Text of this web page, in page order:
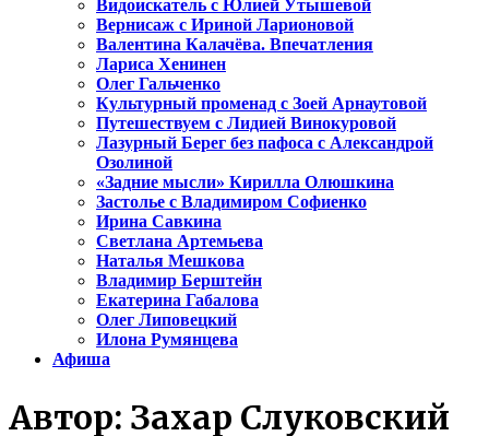
Видоискатель с Юлией Утышевой
Вернисаж с Ириной Ларионовой
Валентина Калачёва. Впечатления
Лариса Хенинен
Олег Гальченко
Культурный променад с Зоей Арнаутовой
Путешествуем с Лидией Винокуровой
Лазурный Берег без пафоса с Александрой
Озолиной
«Задние мысли» Кирилла Олюшкина
Застолье с Владимиром Софиенко
Ирина Савкина
Светлана Артемьева
Наталья Мешкова
Владимир Берштейн
Екатерина Габалова
Олег Липовецкий
Илона Румянцева
Афиша
Автор: Захар Слуковский